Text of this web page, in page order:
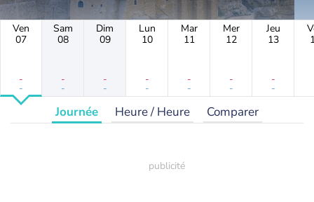
Ven
07
-
-
Sam
08
-
-
Dim
09
-
-
Lun
10
-
-
Mar
11
-
-
Mer
12
-
-
Jeu
13
-
-
Journée Heure / Heure Comparer